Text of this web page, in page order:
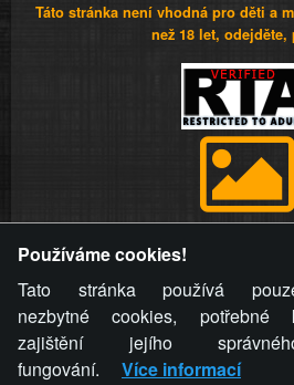
Táto stránka není vhodná pro děti a
než 18 let, odejděte,
videa a komentáře. Osoba, které se
stránky týče, ani osoba, která
stránku, nemůže z důvodu
komentáře pro výše uvedenou
provozovateli stránky žádný nárok
nemajetkové
Používáme cookies!
Tato stránka používá
nezbytné cookies, potřebné
zajištění jejího
fungování.
Více informací